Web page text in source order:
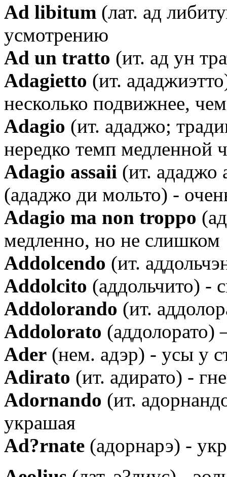
Аd libitum (лат. ад
усмотрению
Аd un tratto (ит. ад ун
Аdagietto (ит.
несколько подвижнее,
Аdagio (ит. ададжо;
нередко темп медленной
Аdagio assaii (ит. ададжо
(ададжо ди мольто) -
Аdagio ma non troppo
медленно, но не слишком
Аddolcendo (ит.
Аddolcito (аддольчито) -
Аddolorando (ит.
Аddolorato (аддолорато)
Ader (нем. адэр) - усы у
Аdirato (ит. адирато) -
Аdornando (ит.
украшая
Аd?rnate (адорнарэ) -